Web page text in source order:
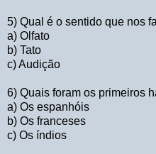
5) Qual é o sentido que nos
a) Olfato
b) Tato
c) Audição
6) Quais foram os primeiros
a) Os espanhóis
b) Os franceses
c) Os índios